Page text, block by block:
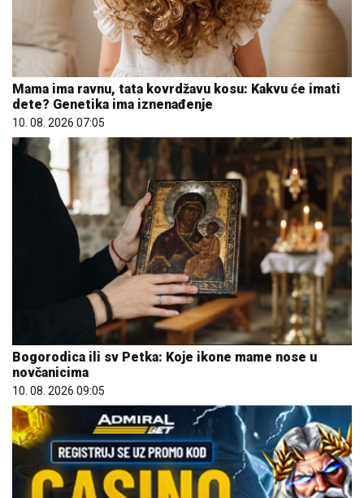
Mama ima ravnu, tata kovrdžavu kosu: Kakvu će imati
dete? Genetika ima iznenađenje
10. 08. 2026 07:05
Bogorodica ili sv Petka: Koje ikone mame nose u
novčanicima
10. 08. 2026 09:05